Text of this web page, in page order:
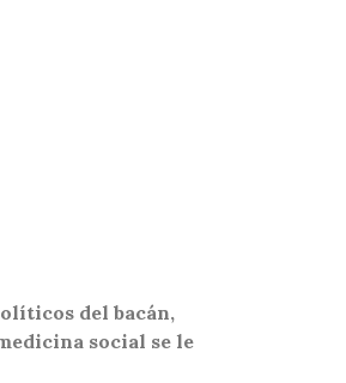
del bacán,
social se le